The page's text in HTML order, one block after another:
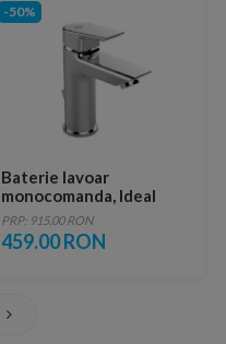
-50%
Baterie lavoar
monocomanda, Ideal
Standard Tesi cu ventil
pop-up
PRP: 915.00 RON
459.00 RON